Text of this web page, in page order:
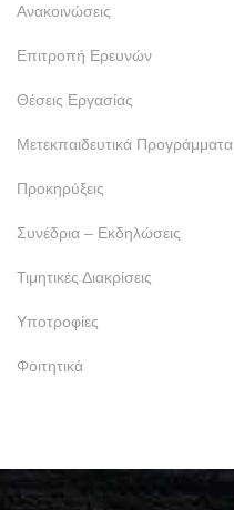
Ανακοινώσεις
Επιτροπή Ερευνών
Θέσεις Εργασίας
Μετεκπαιδευτικά Προγράμματα
Προκηρύξεις
Συνέδρια – Εκδηλώσεις
Τιμητικές Διακρίσεις
Υποτροφίες
Φοιτητικά